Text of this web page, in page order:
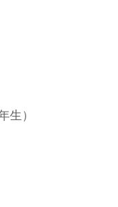
生）